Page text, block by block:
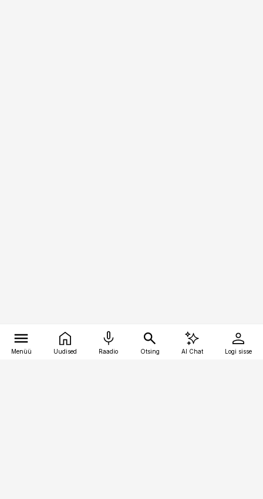
Menüü Uudised Raadio Otsing AI Chat Logi sisse